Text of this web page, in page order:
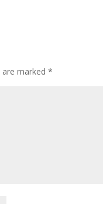
are marked*